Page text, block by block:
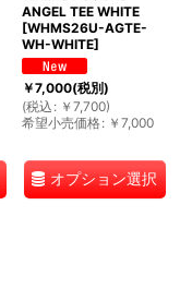
ANGEL TEE WHITE
[WHMS26U-AGTE-
WH-WHITE]
￥7,000(税別)
(税込 : ￥ 7,700)
希望小売価格: ￥ 7,000
オプション選択